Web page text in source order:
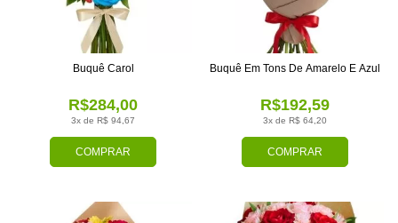
COMPRAR
3x de R$ 94,67
R$284,00
Buquê Carol
COMPRAR
3x de R$ 64,20
R$192,59
Buquê Em Tons De Amarelo E Azul